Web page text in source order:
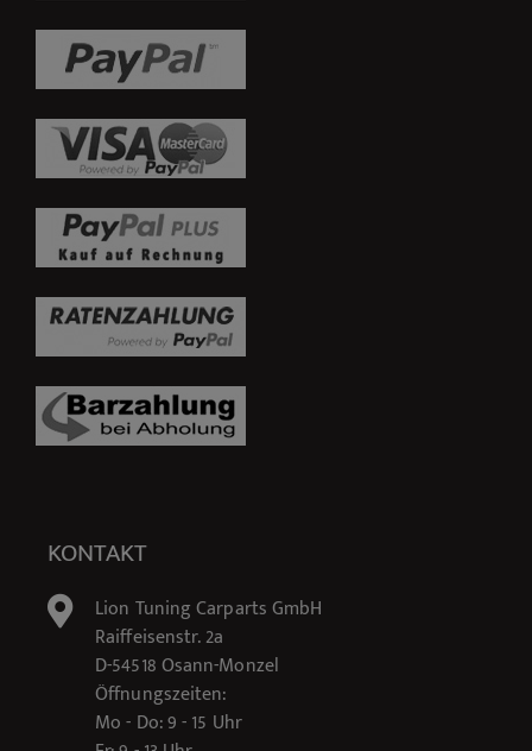
KONTAKT
Lion Tuning Carparts GmbH
Raiffeisenstr. 2a
D-54518 Osann-Monzel
Öffnungszeiten:
Mo - Do: 9 - 15 Uhr